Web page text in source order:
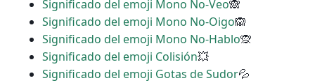
Significado del emoji Mono No-Veo🙈
Significado del emoji Mono No-Oigo🙉
Significado del emoji Mono No-Hablo🙊
Significado del emoji Colisión💥
Significado del emoji Gotas de Sudor💦